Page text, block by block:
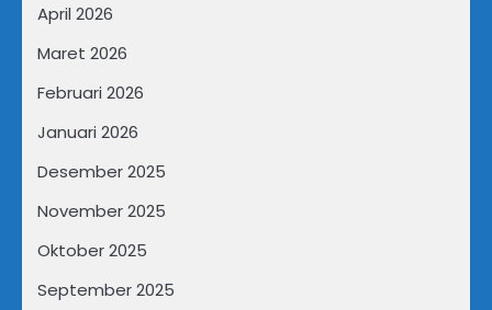
April 2026
Maret 2026
Februari 2026
Januari 2026
Desember 2025
November 2025
Oktober 2025
September 2025